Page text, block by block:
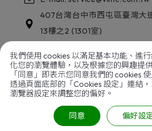
407台灣台中市西屯區臺灣大
13樓之2 (1301室)
以善傳善 成就企
地圖. All rights
我們使用 cookies 以滿足基本功能、進
化您的瀏覽體驗，以及根據您的興趣提
「同意」即表示您同意我們的 cookies
透過頁面底部的「Cookies 設定」連結
瀏覽器設定來調整您的偏好。
同意 偏好設